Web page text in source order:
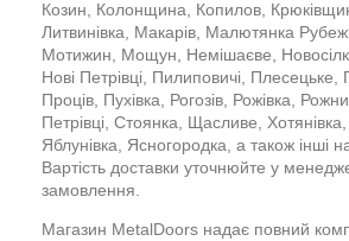
Козин, Колонщина, Копилов,
Литвинівка, Макарів, Малютянка
Мотижин, Мощун, Немішаєве,
Нові Петрівці, Пилиповичі, Плесецьке,
Проців, Пухівка, Рогозів, Рожівка,
Петрівці, Стоянка, Щасливе,
Яблунівка, Ясногородка, а також інші
Вартість доставки уточнюйте у
замовлення.
Магазин MetalDoors надає повний